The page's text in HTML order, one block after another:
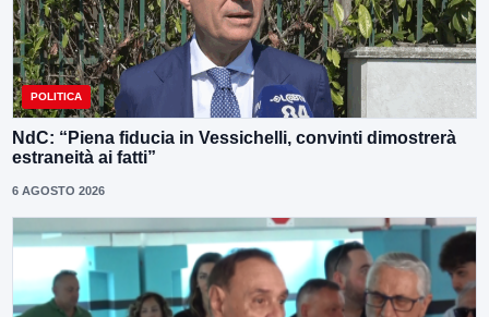
POLITICA
NdC: “Piena fiducia in Vessichelli, convinti dimostrerà
estraneità ai fatti”
6 AGOSTO 2026